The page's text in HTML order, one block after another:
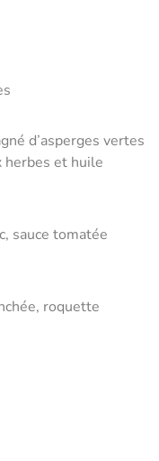
d’asperges vertes
herbes et huile
sauce tomatée
roquette